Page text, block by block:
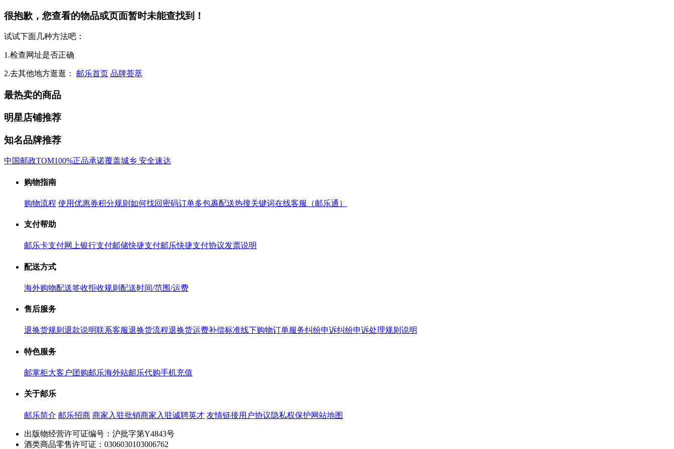
很抱歉，您查看的物品或页面暂时未能查找到！
试试下面几种方法吧：
1.检查网址是否正确
2.去其他地方逛逛： 邮乐首页 品牌荟萃
最热卖的商品
明星店铺推荐
知名品牌推荐
中国邮政TOM100%正品承诺覆盖城乡 安全速达
购物指南
购物流程 使用优惠券积分规则 如何找回密码订单多包裹配送热搜关键词在线客服（邮乐通）
支付帮助
邮乐卡支付网上银行支付邮储快捷支付邮乐快捷支付协议发票说明
配送方式
海外购物配送签收拒收规则 配送时间/范围/运费
售后服务
退换货规则 退款说明联系客服退换货流程退换货运费补偿标准线下购物订单服务纠纷申诉纠纷申诉处理规则说明
特色服务
邮掌柜大客户团购邮乐海外站邮乐代购手机充值
关于邮乐
邮乐简介 邮乐招商 商家入驻批销商家入驻诚聘英才 友情链接用户协议隐私权保护网站地图
出版物经营许可证编号：沪批字第Y4843号
酒类商品零售许可证：0306030103006762